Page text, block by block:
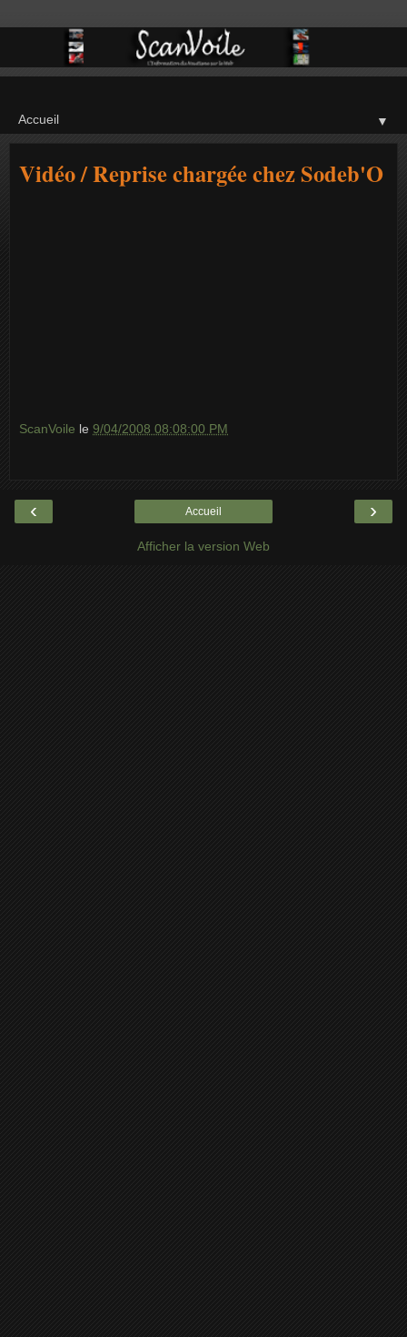
▼
Vidéo / Reprise chargée chez Sodeb'O
ScanVoile le 9/04/2008 08:08:00 PM
‹ ›
Accueil
Afficher la version Web